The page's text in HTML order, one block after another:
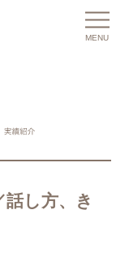
MENU
話し方、き